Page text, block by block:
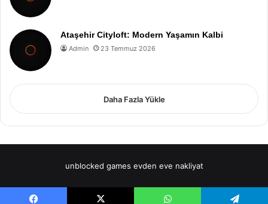
Ataşehir Cityloft: Modern Yaşamın Kalbi
Admin 23 Temmuz 2026
Daha Fazla Yükle
unblocked games evden eve nakliyat